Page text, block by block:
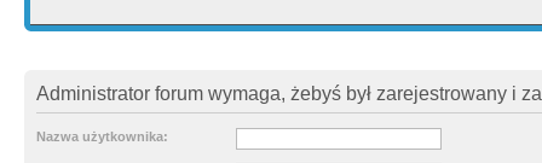
Administrator forum wymaga, żebyś był zarejestrowany i
Nazwa użytkownika: